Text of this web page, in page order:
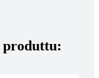
: